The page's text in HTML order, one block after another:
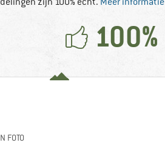
100%
FOTO